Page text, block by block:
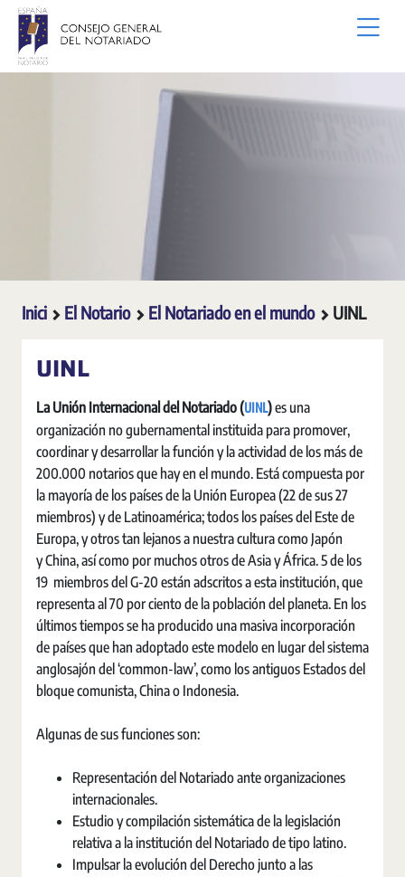
Salta al contingut principal
Inici El Notario El Notariado en el mundo UINL
UINL
La Unión Internacional del Notariado (UINL)es una
organización no gubernamental instituida para promover,
coordinar y desarrollar la función y la actividad de los más de
200.000 notarios que hay en el mundo. Está compuesta por
la mayoría de los países de la Unión Europea (22 de sus 27
miembros) y de Latinoamérica; todos los países del Este de
Europa, y otros tan lejanos a nuestra cultura como Japón
y China, así como por muchos otros de Asia y África. 5 de los
19 miembros del G-20 están adscritos a esta institución, que
representa al 70 por ciento de la población del planeta. En los
últimos tiempos se ha producido una masiva incorporación
de países que han adoptado este modelo en lugar del sistema
anglosajón del ‘common-law’, como los antiguos Estados del
bloque comunista, China o Indonesia.
Algunas de sus funciones son:
Representación del Notariado ante organizaciones
internacionales.
Estudio y compilación sistemática de la legislación
relativa a la institución del Notariado de tipo latino.
Impulsar la evolución del Derecho junto a las